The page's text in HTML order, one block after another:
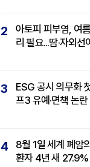
2
아토피 피부염, 여
리 필요...땀·자외선
3
ESG 공시 의무화
프3 유예·면책 논란
4
8월 1일 세계 폐암
환자 4년 새